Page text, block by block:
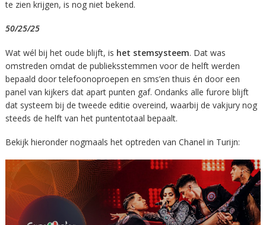
te zien krijgen, is nog niet bekend.
50/25/25
Wat wél bij het oude blijft, is het stemsysteem. Dat was
omstreden omdat de publieksstemmen voor de helft werden
bepaald door telefoonoproepen en sms’en thuis én door een
panel van kijkers dat apart punten gaf. Ondanks alle furore blijft
dat systeem bij de tweede editie overeind, waarbij de vakjury nog
steeds de helft van het puntentotaal bepaalt.
Bekijk hieronder nogmaals het optreden van Chanel in Turijn: